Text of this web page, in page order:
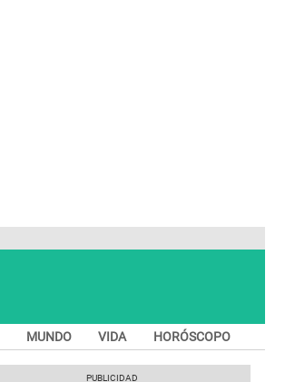
MUNDO VIDA HORÓSCOPO